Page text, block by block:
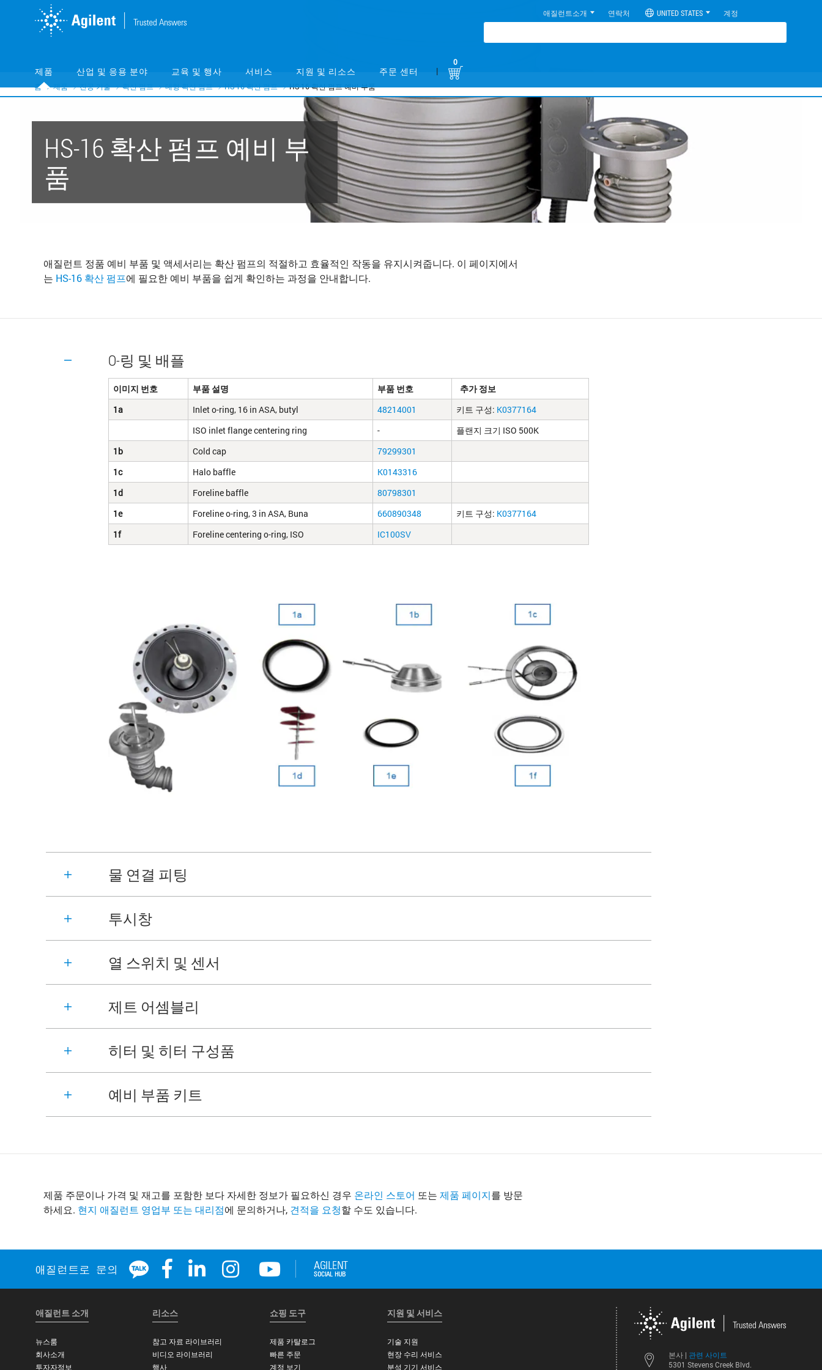
애질런트소개 연락처 UNITED STATES 계정
제품 산업 및 응용 분야 교육 및 행사 서비스 지원 및 리소스 주문 센터 |
0
홈 제품 진공 기술 확산 펌프 대형 확산 펌프 HS-16 확산 펌프 HS-16 확산 펌프 예비 부품
HS-16 확산 펌프 예비 부
품
애질런트 정품 예비 부품 및 액세서리는 확산 펌프의 적절하고 효율적인 작동을 유지시켜줍니다. 이 페이지에서
는 HS-16 확산 펌프에 필요한 예비 부품을 쉽게 확인하는 과정을 안내합니다.
O-링 및 배플
이미지 번호 부품 설명 ​ 부품 번호​
​ 추가 정보
1a
Inlet o-ring, 16 in ASA, butyl 48214001 키트 구성: K0377164
ISO inlet flange centering ring
-
플랜지 크기 ISO 500K
1b
Cold cap
79299301
1c
Halo baffle
K0143316
1d
Foreline baffle
80798301
1e
Foreline o-ring, 3 in ASA, Buna 660890348 키트 구성: K0377164
1f
Foreline centering o-ring, ISO IC100SV
물 연결 피팅
투시창
열 스위치 및 센서
제트 어셈블리
히터 및 히터 구성품
예비 부품 키트
제품 주문이나 가격 및 재고를 포함한 보다 자세한 정보가 필요하신 경우 온라인 스토어 또는 제품 페이지를 방문
하세요. 현지 애질런트 영업부 또는 대리점에 문의하거나, 견적을 요청할 수도 있습니다.
본사 | 관련 사이트
5301 Stevens Creek Blvd.
애질런트 소개
뉴스룸
회사소개
투자자정보
리소스
참고 자료 라이브러리
비디오 라이브러리
행사
쇼핑 도구
제품 카탈로그
빠른 주문
계정 보기
지원 및 서비스
기술 지원
현장 수리 서비스
분석 기기 서비스